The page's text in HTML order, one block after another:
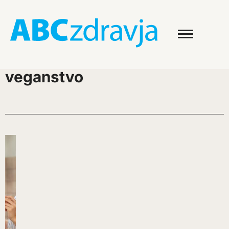
veganstvo